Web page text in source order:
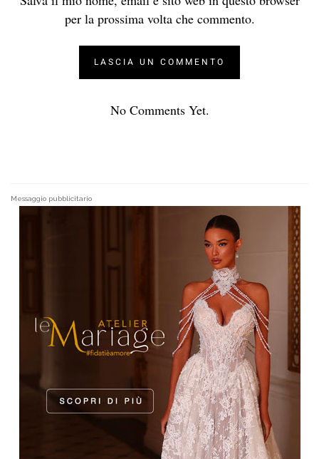
per la prossima volta che commento.
No Comments Yet.
Messaggio pubblicitario